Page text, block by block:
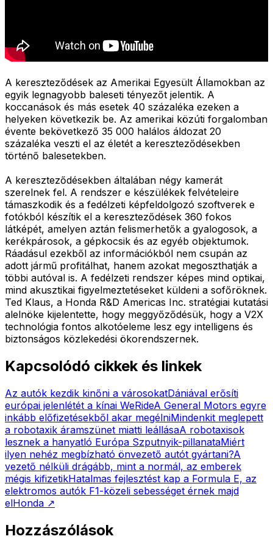
A kereszteződések az Amerikai Egyesült Államokban az
egyik legnagyobb baleseti tényezőt jelentik. A
koccanások és más esetek 40 százaléka ezeken a
helyeken következik be. Az amerikai közúti forgalomban
évente bekövetkező 35 000 halálos áldozat 20
százaléka veszti el az életét a kereszteződésekben
történő balesetekben.
A kereszteződésekben általában négy kamerát
szerelnek fel. A rendszer e készülékek felvételeire
támaszkodik és a fedélzeti képfeldolgozó szoftverek e
fotókból készítik el a kereszteződések 360 fokos
látképét, amelyen aztán felismerhetők a gyalogosok, a
kerékpárosok, a gépkocsik és az egyéb objektumok.
Ráadásul ezekből az információkból nem csupán az
adott jármű profitálhat, hanem azokat megoszthatják a
többi autóval is. A fedélzeti rendszer képes mind optikai,
mind akusztikai figyelmeztetéseket küldeni a sofőröknek.
Ted Klaus, a Honda R&D Americas Inc. stratégiai kutatási
alelnöke kijelentette, hogy meggyőződésük, hogy a V2X
technológia fontos alkotóeleme lesz egy intelligens és
biztonságos közlekedési ökorendszernek.
Kapcsolódó cikkek és linkek
Az autók kezdik kinőni a városokatDániával erősíti
európai jelenlétét a kínai WeRideA General Motors egyre
inkább előfizetésekből akar megélniMindenkit meglepett
a robotaxik áramszünet miatti leállásaA robotaxisok
lesznek a hanyatló Európa Szputnyik-pillanataMiért
ilyen nehéz megbízható önvezető autót gyártani?A
vezető nélküli drágább, mint a normál, az emberek
mégis kifizetikHatalmas fejlesztést kap a Formula E, az
elektromos autók F1-közeli sebességet érnek majd
elHonda ↗
Hozzászólások